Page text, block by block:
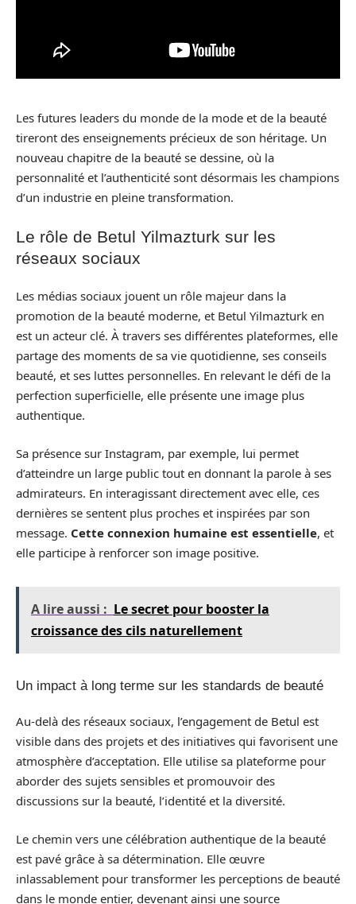
Les futures leaders du monde de la mode et de la beauté
tireront des enseignements précieux de son héritage. Un
nouveau chapitre de la beauté se dessine, où la
personnalité et l’authenticité sont désormais les champions
d’un industrie en pleine transformation.
Le rôle de Betul Yilmazturk sur les
réseaux sociaux
Les médias sociaux jouent un rôle majeur dans la
promotion de la beauté moderne, et Betul Yilmazturk en
est un acteur clé. À travers ses différentes plateformes, elle
partage des moments de sa vie quotidienne, ses conseils
beauté, et ses luttes personnelles. En relevant le défi de la
perfection superficielle, elle présente une image plus
authentique.
Sa présence sur Instagram, par exemple, lui permet
d’atteindre un large public tout en donnant la parole à ses
admirateurs. En interagissant directement avec elle, ces
dernières se sentent plus proches et inspirées par son
message. Cette connexion humaine est essentielle, et
elle participe à renforcer son image positive.
A lire aussi : Le secret pour booster la
croissance des cils naturellement
Un impact à long terme sur les standards de beauté
Au-delà des réseaux sociaux, l’engagement de Betul est
visible dans des projets et des initiatives qui favorisent une
atmosphère d’acceptation. Elle utilise sa plateforme pour
aborder des sujets sensibles et promouvoir des
discussions sur la beauté, l’identité et la diversité.
Le chemin vers une célébration authentique de la beauté
est pavé grâce à sa détermination. Elle œuvre
inlassablement pour transformer les perceptions de beauté
dans le monde entier, devenant ainsi une source